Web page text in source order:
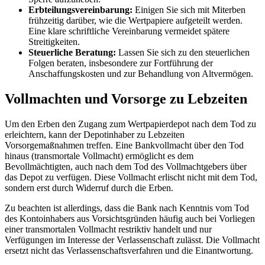
Erbteilungsvereinbarung: Einigen Sie sich mit Miterben
frühzeitig darüber, wie die Wertpapiere aufgeteilt werden.
Eine klare schriftliche Vereinbarung vermeidet spätere
Streitigkeiten.
Steuerliche Beratung: Lassen Sie sich zu den steuerlichen
Folgen beraten, insbesondere zur Fortführung der
Anschaffungskosten und zur Behandlung von Altvermögen.
Vollmachten und Vorsorge zu Lebzeiten
Um den Erben den Zugang zum Wertpapierdepot nach dem Tod zu
erleichtern, kann der Depotinhaber zu Lebzeiten
Vorsorgemaßnahmen treffen. Eine Bankvollmacht über den Tod
hinaus (transmortale Vollmacht) ermöglicht es dem
Bevollmächtigten, auch nach dem Tod des Vollmachtgebers über
das Depot zu verfügen. Diese Vollmacht erlischt nicht mit dem Tod,
sondern erst durch Widerruf durch die Erben.
Zu beachten ist allerdings, dass die Bank nach Kenntnis vom Tod
des Kontoinhabers aus Vorsichtsgründen häufig auch bei Vorliegen
einer transmortalen Vollmacht restriktiv handelt und nur
Verfügungen im Interesse der Verlassenschaft zulässt. Die Vollmacht
ersetzt nicht das Verlassenschaftsverfahren und die Einantwortung.